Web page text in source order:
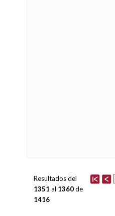
Resultados del
1351 al 1360de
1416